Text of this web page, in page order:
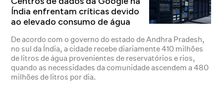
Índia enfrentam críticas devido
ao elevado consumo de água
De acordo com o governo do estado de Andhra Pradesh,
no sul da Índia, a cidade recebe diariamente 410 milhões
de litros de água provenientes de reservatórios e rios,
quando as necessidades da comunidade ascendem a 480
milhões de litros por dia.